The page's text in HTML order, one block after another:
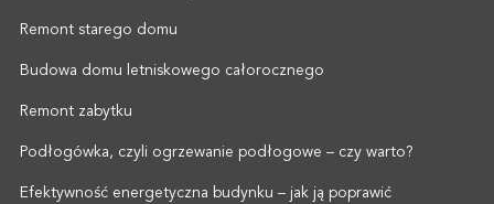
Remont starego domu
Budowa domu letniskowego całorocznego
Remont zabytku
Podłogówka, czyli ogrzewanie podłogowe – czy warto?
Efektywność energetyczna budynku – jak ją poprawić